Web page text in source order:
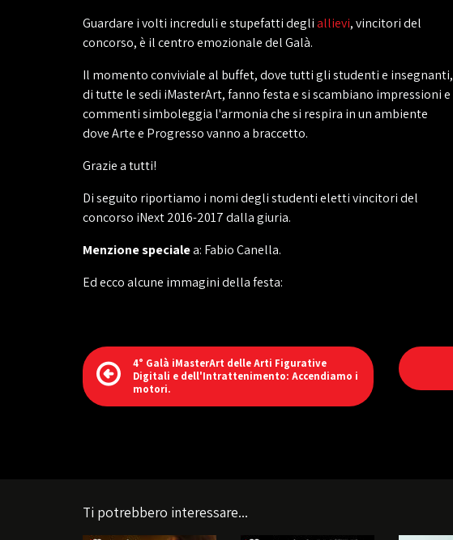
Guardare i volti increduli e stupefatti degliallievi, vincitori del
concorso, è il centro emozionale del Galà.
Il momento conviviale al buffet, dove tutti gli studenti e insegnanti,
di tutte le sedi iMasterArt, fanno festa e si scambiano impressioni e
commenti simboleggia l'armonia che si respira in un ambiente
dove Arte e Progresso vanno a braccetto.
Grazie a tutti!
Di seguito riportiamo i nomi degli studenti eletti vincitori del
concorso iNext 2016-2017 dalla giuria.
Menzione specialea: Fabio Canella.
Ed ecco alcune immagini della festa:
4° Galà iMasterArt delle Arti Figurative
Digitali e dell'Intrattenimento: Accendiamo i
motori.
Ti potrebbero interessare...